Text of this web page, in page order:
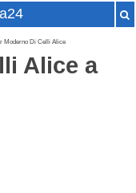
Moderno Di Celli Alice
Alice a